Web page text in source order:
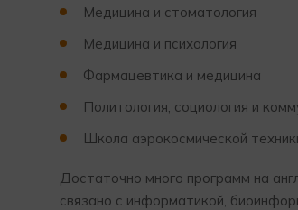
Медицина и стоматология
Медицина и психология
Фармацевтика и медицина
Политология, социология и
Школа аэрокосмической
Достаточно много программ на
связано с информатикой,